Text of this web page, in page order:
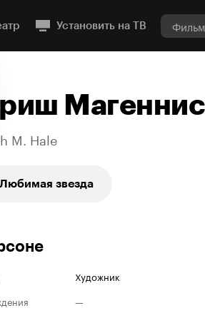
Установить на ТВ
Магеннис
M. Hale
Любимая звезда
Художник
—